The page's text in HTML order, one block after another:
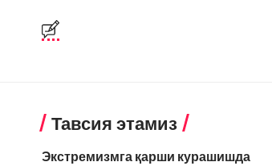
Тавсия этамиз
Экстремизмга қарши курашишда